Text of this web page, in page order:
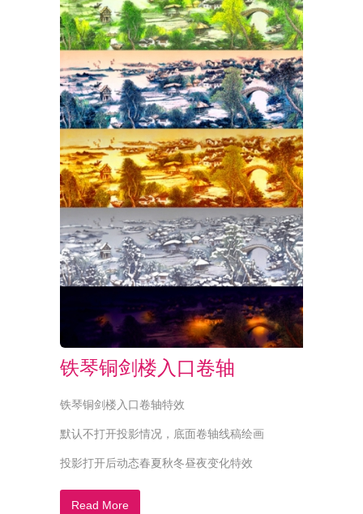
铁琴铜剑楼入口卷轴
铁琴铜剑楼入口卷轴特效
默认不打开投影情况，底面卷轴线稿绘画
投影打开后动态春夏秋冬昼夜变化特效
Read More